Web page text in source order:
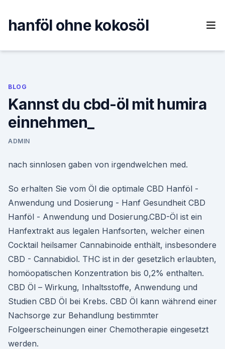
content
hanföl ohne kokosöl
BLOG
Kannst du cbd-öl mit humira
einnehmen_
ADMIN
nach sinnlosen gaben von irgendwelchen med.
So erhalten Sie vom Öl die optimale CBD Hanföl -
Anwendung und Dosierung - Hanf Gesundheit CBD
Hanföl - Anwendung und Dosierung.CBD-Öl ist ein
Hanfextrakt aus legalen Hanfsorten, welcher einen
Cocktail heilsamer Cannabinoide enthält, insbesondere
CBD - Cannabidiol. THC ist in der gesetzlich erlaubten,
homöopatischen Konzentration bis 0,2% enthalten.
CBD Öl – Wirkung, Inhaltsstoffe, Anwendung und
Studien CBD Öl bei Krebs. CBD Öl kann während einer
Nachsorge zur Behandlung bestimmter
Folgeerscheinungen einer Chemotherapie eingesetzt
werden.